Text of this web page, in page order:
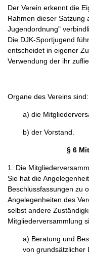
Der Verein erkennt die
Rahmen dieser Satzung
Jugendordnung"
Die DJK-Sportjugend
entscheidet in eigener
Verwendung der ihr
Organe des Vereins sind:
a) die
b) der Vorstand.
§ 6
1. Die
Sie hat die
Beschlussfassungen zu
Angelegenheiten des
selbst andere
Mitgliederversammlung
a) Beratung und
von grundsätzlicher